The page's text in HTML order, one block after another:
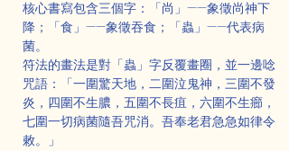
核心書寫包含三個字：「尚」——象徵尚神下
降；「食」——象徵吞食；「蟲」——代表病
菌。
符法的畫法是對「蟲」字反覆畫圈，並一邊唸
咒語：「一圍驚天地，二圍泣鬼神，三圍不發
炎，四圍不生膿，五圍不長疽，六圍不生癤，
七圍一切病菌隨吾咒消。吾奉老君急急如律令
敕。」